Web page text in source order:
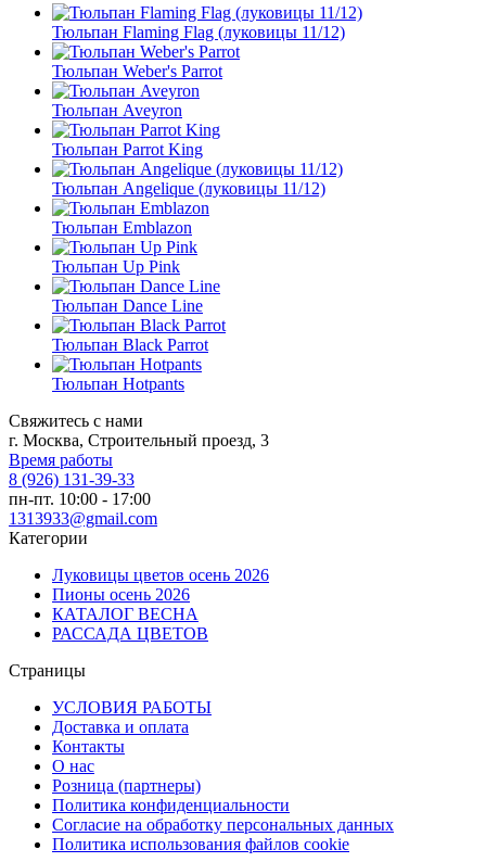
Тюльпан Flaming Flag (луковицы 11/12)
Тюльпан Weber's Parrot
Тюльпан Aveyron
Тюльпан Parrot King
Тюльпан Angelique (луковицы 11/12)
Тюльпан Emblazon
Тюльпан Up Pink
Тюльпан Dance Line
Тюльпан Black Parrot
Тюльпан Hotpants
Свяжитесь с нами
г. Москва, Строительный проезд, 3
Время работы
8 (926) 131-39-33
пн-пт. 10:00 - 17:00
1313933@gmail.com
Категории
Луковицы цветов осень 2026
Пионы осень 2026
КАТАЛОГ ВЕСНА
РАССАДА ЦВЕТОВ
Страницы
УСЛОВИЯ РАБОТЫ
Доставка и оплата
Контакты
О наc
Розница (партнеры)
Политика конфиденциальности
Согласие на обработку персональных данных
Политика использования файлов сookie